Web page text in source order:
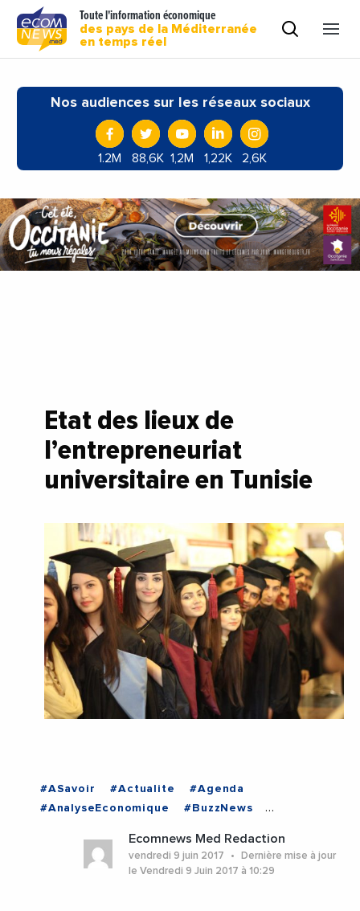
Toute l'information économique
des pays de la Méditerranée
en temps réel
Nos audiences sur les réseaux sociaux
1.2M 88,6K 1,2M 1,22K 2,6K
Etat des lieux de
l’entrepreneuriat
universitaire en Tunisie
#ASavoir #Actualite
#Agenda
#AnalyseEconomique
#BuzzNews
#VieDesEntreprises
Ecomnews Med Redaction
vendredi 9 juin 2017
Dernière mise à jour
le Vendredi 9 Juin 2017 à 10:29